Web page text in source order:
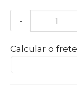
-
Calcular o frete